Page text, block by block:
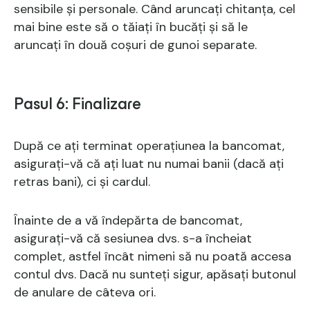
sensibile și personale. Când aruncați chitanța, cel
mai bine este să o tăiați în bucăți și să le
aruncați în două coșuri de gunoi separate.
Pasul 6: Finalizare
După ce ați terminat operațiunea la bancomat,
asigurați-vă că ați luat nu numai banii (dacă ați
retras bani), ci și cardul.
Înainte de a vă îndepărta de bancomat,
asigurați-vă că sesiunea dvs. s-a încheiat
complet, astfel încât nimeni să nu poată accesa
contul dvs. Dacă nu sunteți sigur, apăsați butonul
de anulare de câteva ori.